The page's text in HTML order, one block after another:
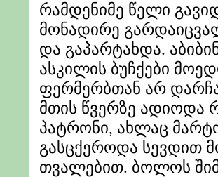
რამდენიმე წელი
მონადირე
და გაპარტახდა.
ასკილის ბუჩქები
ფერმერბთან არ
მთის წვერზე ადიოდა
პატრონი, ახლაც
გასცქეროდა სევდით
თვალებით. ბოლოს